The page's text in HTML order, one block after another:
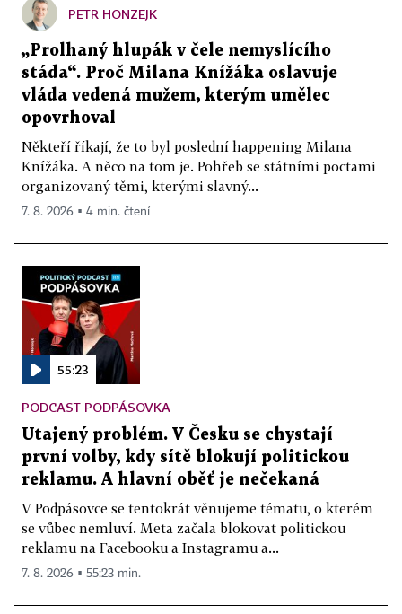
PETR HONZEJK
„Prolhaný hlupák v čele nemyslícího
stáda“. Proč Milana Knížáka oslavuje
vláda vedená mužem, kterým umělec
opovrhoval
Někteří říkají, že to byl poslední happening Milana
Knížáka. A něco na tom je. Pohřeb se státními poctami
organizovaný těmi, kterými slavný...
7. 8. 2026 ▪ 4 min. čtení
55:23
PODCAST PODPÁSOVKA
Utajený problém. V Česku se chystají
první volby, kdy sítě blokují politickou
reklamu. A hlavní oběť je nečekaná
V Podpásovce se tentokrát věnujeme tématu, o kterém
se vůbec nemluví. Meta začala blokovat politickou
reklamu na Facebooku a Instagramu a...
7. 8. 2026 ▪ 55:23 min.